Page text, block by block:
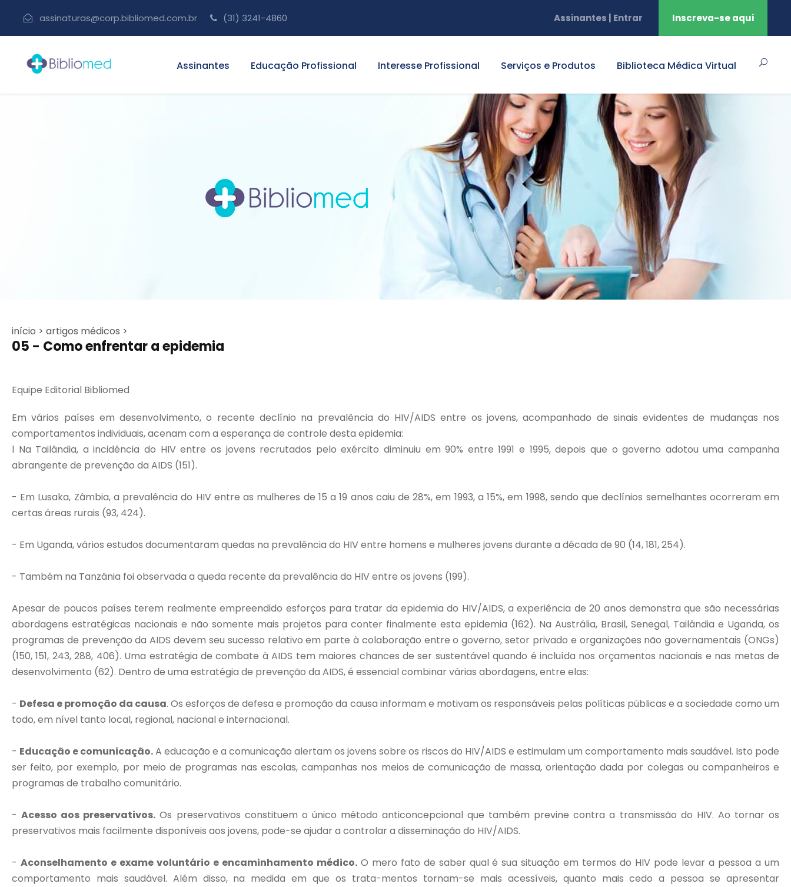
assinaturas@corp.bibliomed.com.br (31) 3241-4860 Assinantes | Entrar Inscreva-se aqui
Assinantes Educação Profissional Interesse Profissional Serviços e Produtos Biblioteca Médica Virtual
início > artigos médicos >
05 - Como enfrentar a epidemia
Equipe Editorial Bibliomed
Em vários países em desenvolvimento, o recente declínio na prevalência do HIV/AIDS entre os jovens, acompanhado de sinais evidentes de mudanças nos
comportamentos individuais, acenam com a esperança de controle desta epidemia:
l Na Tailândia, a incidência do HIV entre os jovens recrutados pelo exército diminuiu em 90% entre 1991 e 1995, depois que o governo adotou uma campanha
abrangente de prevenção da AIDS (151).
- Em Lusaka, Zâmbia, a prevalência do HIV entre as mulheres de 15 a 19 anos caiu de 28%, em 1993, a 15%, em 1998, sendo que declínios semelhantes ocorreram em
certas áreas rurais (93, 424).
- Em Uganda, vários estudos documentaram quedas na prevalência do HIV entre homens e mulheres jovens durante a década de 90 (14, 181, 254).
- Também na Tanzânia foi observada a queda recente da prevalência do HIV entre os jovens (199).
Apesar de poucos países terem realmente empreendido esforços para tratar da epidemia do HIV/AIDS, a experiência de 20 anos demonstra que são necessárias
abordagens estratégicas nacionais e não somente mais projetos para conter finalmente esta epidemia (162). Na Austrália, Brasil, Senegal, Tailândia e Uganda, os
programas de prevenção da AIDS devem seu sucesso relativo em parte à colaboração entre o governo, setor privado e organizações não governamentais (ONGs)
(150, 151, 243, 288, 406). Uma estratégia de combate à AIDS tem maiores chances de ser sustentável quando é incluída nos orçamentos nacionais e nas metas de
desenvolvimento (62). Dentro de uma estratégia de prevenção da AIDS, é essencial combinar várias abordagens, entre elas:
- Defesa e promoção da causa. Os esforços de defesa e promoção da causa informam e motivam os responsáveis pelas políticas públicas e a sociedade como um
todo, em nível tanto local, regional, nacional e internacional.
- Educação e comunicação.A educação e a comunicação alertam os jovens sobre os riscos do HIV/AIDS e estimulam um comportamento mais saudável. Isto pode
ser feito, por exemplo, por meio de programas nas escolas, campanhas nos meios de comunicação de massa, orientação dada por colegas ou companheiros e
programas de trabalho comunitário.
-Acesso aos preservativos. Os preservativos constituem o único método anticoncepcional que também previne contra a transmissão do HIV. Ao tornar os
preservativos mais facilmente disponíveis aos jovens, pode-se ajudar a controlar a disseminação do HIV/AIDS.
- Aconselhamento e exame voluntário e encaminhamento médico.O mero fato de saber qual é sua situação em termos do HIV pode levar a pessoa a um
comportamento mais saudável. Além disso, na medida em que os trata-mentos tornam-se mais acessíveis, quanto mais cedo a pessoa se apresentar